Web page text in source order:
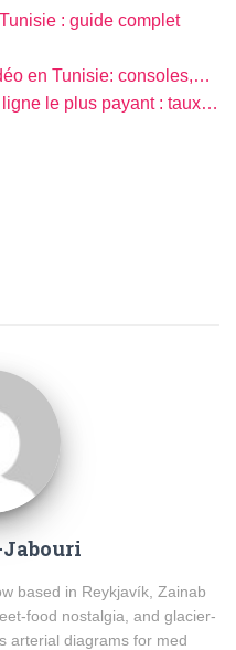
: guide complet
en Tunisie: consoles,…
le plus payant : taux…
based in Reykjavík, Zainab
food nostalgia, and glacier-
arterial diagrams for med